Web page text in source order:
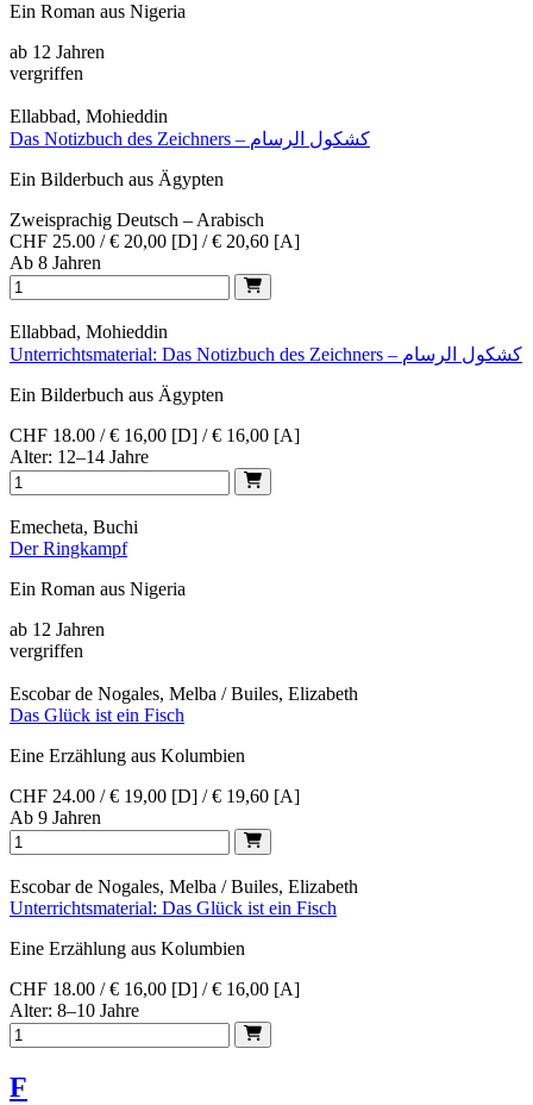
Ein Roman aus Nigeria
ab 12 Jahren
vergriffen
Ellabbad, Mohieddin
Das Notizbuch des Zeichners – كشكول الرسام
Ein Bilderbuch aus Ägypten
Zweisprachig Deutsch – Arabisch
CHF 25.00 / € 20,00 [D] / € 20,60 [A]
Ab 8 Jahren
Ellabbad, Mohieddin
Unterrichtsmaterial: Das Notizbuch des Zeichners – كشكول الرسام
Ein Bilderbuch aus Ägypten
CHF 18.00 / € 16,00 [D] / € 16,00 [A]
Alter: 12–14 Jahre
Emecheta, Buchi
Der Ringkampf
Ein Roman aus Nigeria
ab 12 Jahren
vergriffen
Escobar de Nogales, Melba / Builes, Elizabeth
Das Glück ist ein Fisch
Eine Erzählung aus Kolumbien
CHF 24.00 / € 19,00 [D] / € 19,60 [A]
Ab 9 Jahren
Escobar de Nogales, Melba / Builes, Elizabeth
Unterrichtsmaterial: Das Glück ist ein Fisch
Eine Erzählung aus Kolumbien
CHF 18.00 / € 16,00 [D] / € 16,00 [A]
Alter: 8–10 Jahre
F